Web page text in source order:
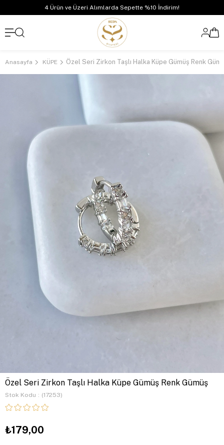
4 Ürün ve Üzeri Alımlarda Sepette %10 İndirim!
Anasayfa KÜPE Özel Seri Zirkon Taşlı Halka Küpe Gümüş Renk
Özel Seri Zirkon Taşlı Halka Küpe Gümüş Renk Gümüş
Stok Kodu (17253)
₺179,00